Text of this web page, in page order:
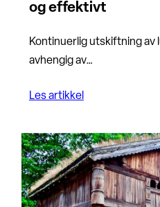
og effektivt
Kontinuerlig utskiftning
avhengig av…
Les artikkel